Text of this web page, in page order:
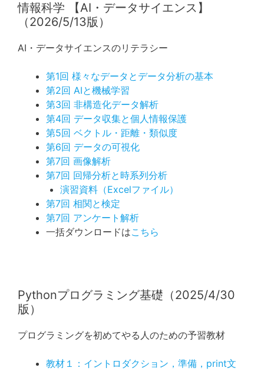
情報科学 【AI・データサイエンス】
（2026/5/13版）
AI・データサイエンスのリテラシー
第1回 様々なデータとデータ分析の基本
第2回 AIと機械学習
第3回 非構造化データ解析
第4回 データ収集と個人情報保護
第5回 ベクトル・距離・類似度
第6回 データの可視化
第7回 画像解析
第7回 回帰分析と時系列分析
演習資料（Excelファイル）
第7回 相関と検定
第7回 アンケート解析
一括ダウンロードはこちら
Pythonプログラミング基礎（2025/4/30
版）
プログラミングを初めてやる人のための予習教材
教材１：イントロダクション，準備，print文